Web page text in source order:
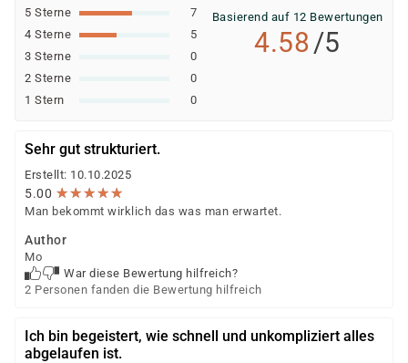
oder SGB III)
Jobcenter (können eine Förderung empfehlen
bzw. veranlassen; die Ausstellung des
Bildungsgutscheins erfolgt durch die Agentur für
Arbeit)
Europäischer Sozialfonds (ESF)
Weitere öffentliche oder private Kostenträger
Ob eine Förderung oder Kostenübernahme möglich ist,
entscheidet der jeweilige Kostenträger nach einer
individuellen Prüfung Ihrer persönlichen
Voraussetzungen und Förderfähigkeit.
5 Sterne
7
4 Sterne
5
3 Sterne
0
2 Sterne
0
1 Stern
0
Basierend auf 12 Bewertungen
4.58/5
Sehr gut strukturiert.
Erstellt: 10.10.2025
5.00 ★★★★★
★★★★★
Man bekommt wirklich das was man erwartet.
Author
Mo
War diese Bewertung hilfreich?
2 Personen fanden die Bewertung hilfreich
Ich bin begeistert, wie schnell und unkompliziert alles
abgelaufen ist.